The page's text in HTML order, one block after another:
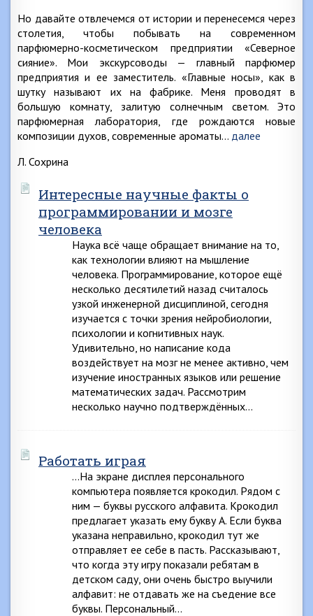
Но давайте отвлечемся от истории и перенесемся через
столетия, чтобы побывать на современном
парфюмерно-косметическом предприятии «Северное
сияние». Мои экскурсоводы — главный парфюмер
предприятия и ее заместитель. «Главные носы», как в
шутку называют их на фабрике. Меня проводят в
большую комнату, залитую солнечным светом. Это
парфюмерная лаборатория, где рождаются новые
композиции духов, современные ароматы… далее
Л. Сохрина
Интересные научные факты о
программировании и мозге
человека
Наука всё чаще обращает внимание на то,
как технологии влияют на мышление
человека. Программирование, которое ещё
несколько десятилетий назад считалось
узкой инженерной дисциплиной, сегодня
изучается с точки зрения нейробиологии,
психологии и когнитивных наук.
Удивительно, но написание кода
воздействует на мозг не менее активно, чем
изучение иностранных языков или решение
математических задач. Рассмотрим
несколько научно подтверждённых…
Работать играя
…На экране дисплея персонального
компьютера появляется крокодил. Рядом с
ним — буквы русского алфавита. Крокодил
предлагает указать ему букву А. Если буква
указана неправильно, крокодил тут же
отправляет ее себе в пасть. Рассказывают,
что когда эту игру показали ребятам в
детском саду, они очень быстро выучили
алфавит: не отдавать же на съедение все
буквы. Персональный…